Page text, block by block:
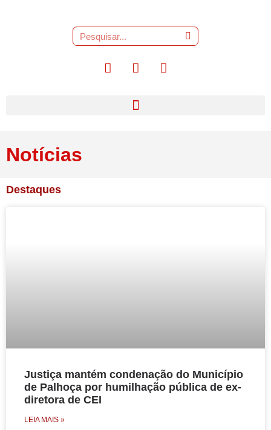
Notícias
Destaques
Justiça mantém condenação do Município
de Palhoça por humilhação pública de ex-
diretora de CEI
LEIA MAIS »